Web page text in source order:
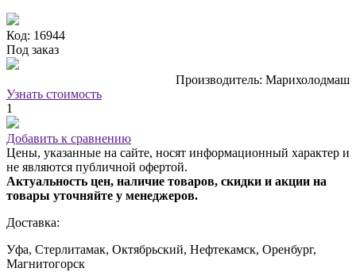
Код: 16944
Под заказ
Производитель: Марихолодмаш
Узнать стоимость
1
Добавить к сравнению
Цены, указанные на сайте, носят информационный характер и
не являются публичной офертой.
Актуальность цен, наличие товаров, скидки и акции на
товары уточняйте у менеджеров.
Доставка:
Уфа, Стерлитамак, Октябрьский, Нефтекамск, Оренбург,
Магнитогорск